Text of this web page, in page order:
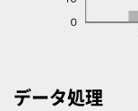
データ処理